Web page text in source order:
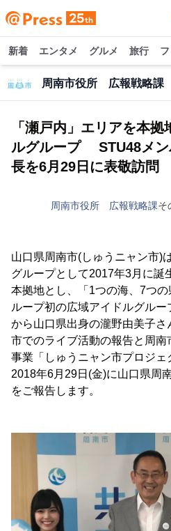
新着 エンタメ グルメ 旅行
周南市役所 広報戦略課
「瀬戸内」エリアを本
ルグループ STU48メン
長を6月29日に表敬訪問
周南市役所 広報戦略課そ
山口県周南市(しゅうニャン市)
グループとして2017年3月に誕
本拠地とし、「1つの海、7つ
ループ初の広域アイドルグル
から山口県出身の瀧野由美子
市でのライブ活動の報告と周
事業「しゅうニャン市プロジェ
2018年6月29日(金)に山口県周
をご報告します。